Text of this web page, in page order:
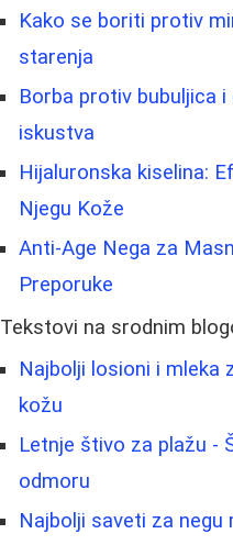
Kako se boriti protiv
starenja
Borbа protiv bubuljica
iskustva
Hijaluronska kiselina:
Njegu Kože
Anti-Age Nega za
Preporuke
Tekstovi na srodnim
Najbolji losioni i mleka
kožu
Letnje štivo za plažu -
odmoru
Najbolji saveti za negu